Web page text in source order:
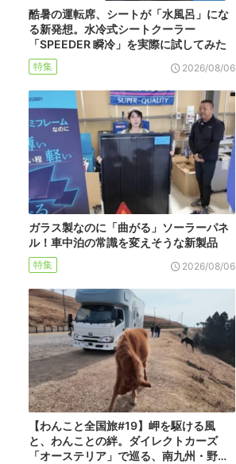
酷暑の運転席、シートが「水風呂」にな
る新発想。水冷式シートクーラー
「SPEEDER 瞬冷」を実際に試してみた
特集 2026/08/06
ガラス製なのに「曲がる」ソーラーパネ
ル！車中泊の常識を変えそうな新製品
特集 2026/08/06
【わんこと全国旅#19】岬を駆ける風
と、わんことの絆。ダイレクトカーズ
「オーステリア」で巡る、南九州・野…